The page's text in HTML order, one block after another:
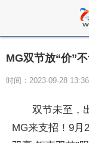
MG双节放“价”
时间：2023-09-28
双节未至，
MG来支招！9月